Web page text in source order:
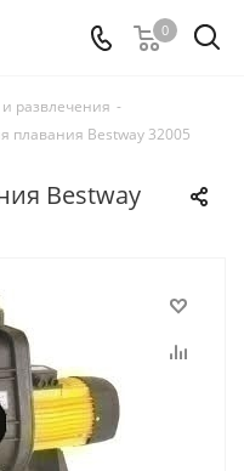
0
развлечения -
плавания Bestway 32005
Bestway